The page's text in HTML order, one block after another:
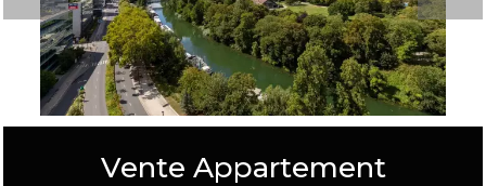
Vente Appartement